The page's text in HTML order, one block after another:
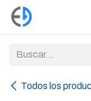
Ir al contenido
Todos los